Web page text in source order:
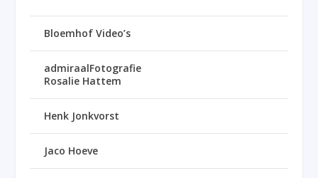
Bloemhof Video’s
admiraalFotografie
Rosalie Hattem
Henk Jonkvorst
Jaco Hoeve